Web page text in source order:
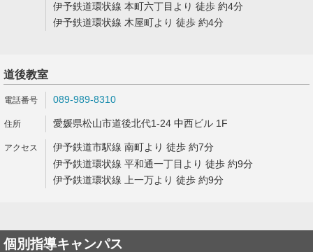
伊予鉄道環状線 本町六丁目より 徒歩 約4分
伊予鉄道環状線 木屋町より 徒歩 約4分
道後教室
089-989-8310
愛媛県松山市道後北代1-24 中西ビル 1F
伊予鉄道市駅線 南町より 徒歩 約7分
伊予鉄道環状線 平和通一丁目より 徒歩 約9分
伊予鉄道環状線 上一万より 徒歩 約9分
個別指導キャンパス